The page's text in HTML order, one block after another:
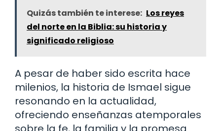
Quizás también te interese: Los reyes
del norte en la Biblia: su historia y
significado religioso
A pesar de haber sido escrita hace
milenios, la historia de Ismael sigue
resonando en la actualidad,
ofreciendo enseñanzas atemporales